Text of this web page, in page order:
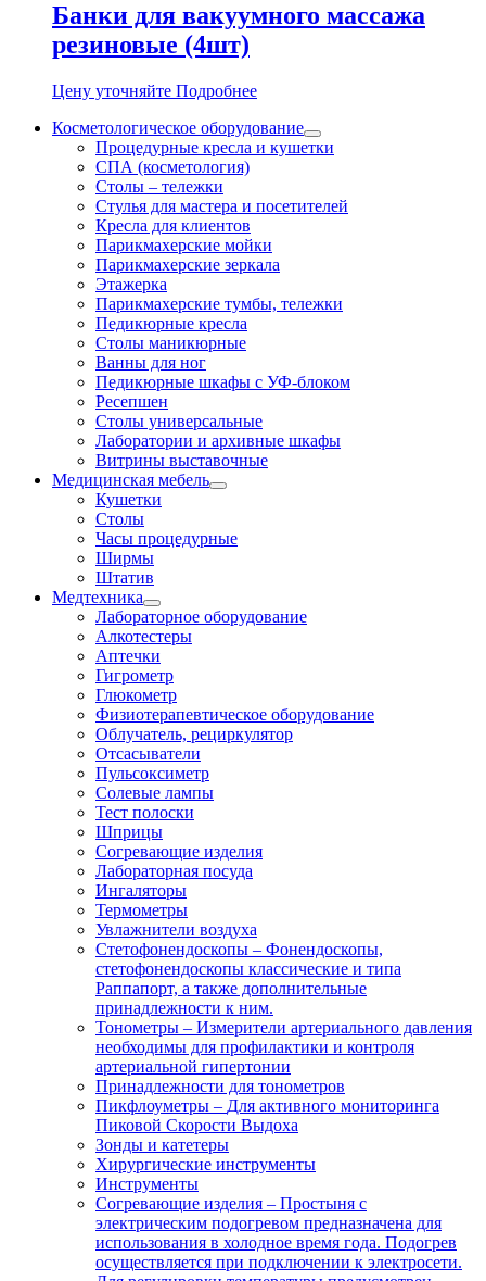
Банки для вакуумного массажа
резиновые (4шт)
Цену уточняйте Подробнее
Косметологическое оборудование
Процедурные кресла и кушетки
СПА (косметология)
Столы – тележки
Стулья для мастера и посетителей
Кресла для клиентов
Парикмахерские мойки
Парикмахерские зеркала
Этажерка
Парикмахерские тумбы, тележки
Педикюрные кресла
Столы маникюрные
Ванны для ног
Педикюрные шкафы с УФ-блоком
Ресепшен
Столы универсальные
Лаборатории и архивные шкафы
Витрины выставочные
Медицинская мебель
Кушетки
Столы
Часы процедурные
Ширмы
Штатив
Медтехника
Лабораторное оборудование
Алкотестеры
Аптечки
Гигрометр
Глюкометр
Физиотерапевтическое оборудование
Облучатель, рециркулятор
Отсасыватели
Пульсоксиметр
Солевые лампы
Тест полоски
Шприцы
Согревающие изделия
Лабораторная посуда
Ингаляторы
Термометры
Увлажнители воздуха
Стетофонендоскопы – Фонендоскопы,
стетофонендоскопы классические и типа
Раппапорт, а также дополнительные
принадлежности к ним.
Тонометры – Измерители артериального давления
необходимы для профилактики и контроля
артериальной гипертонии
Принадлежности для тонометров
Пикфлоуметры – Для активного мониторинга
Пиковой Скорости Выдоха
Зонды и катетеры
Хирургические инструменты
Инструменты
Согревающие изделия – Простыня с
электрическим подогревом предназначена для
использования в холодное время года. Подогрев
осуществляется при подключении к электросети.